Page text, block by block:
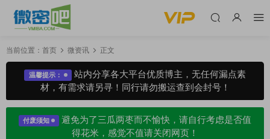
当前位置： 首页 微资讯 正文
温馨提示：
站内分享各大平台优质博主，无任何漏点素
材，有需求请另寻！同行请勿搬运查到会封号！
付废须知
避免为了三瓜两枣而不愉快，请自行考虑是否值
得花米，感觉不值请关闭网页！